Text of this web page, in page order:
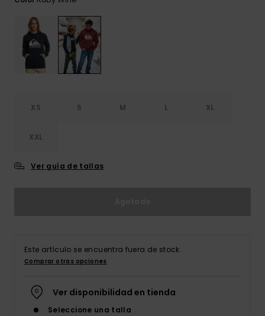
XS S M L XL
XXL
Ver guía de tallas
Este artículo se encuentra fuera de stock.
Comprar otras opciones
Ver disponibilidad en tienda
Seleccione una talla